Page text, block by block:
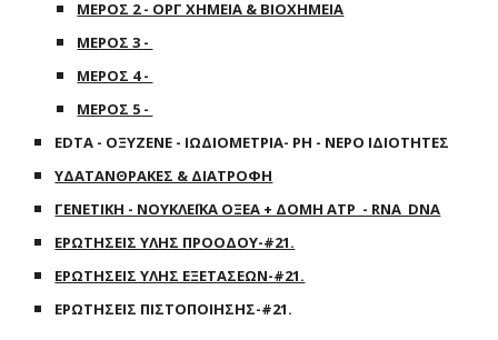
ΜΕΡΟΣ 2 - ΟΡΓ ΧΗΜΕΙΑ & ΒΙΟΧΗΜΕΙΑ
ΜΕΡΟΣ 3 -
ΜΕΡΟΣ 4 -
ΜΕΡΟΣ 5 -
EDTA - ΟΞΥΖΕΝΕ - ΙΩΔΙΟΜΕΤΡΙΑ- ΡΗ - ΝΕΡΟ ΙΔΙΟΤΗΤΕΣ
ΥΔΑΤΑΝΘΡΑΚΕΣ & ΔΙΑΤΡΟΦΗ
ΓΕΝΕΤΙΚΗ - ΝΟΥΚΛΕΪΚΑ ΟΞΕΑ + ΔΟΜΗ ATP - RNA DNA
ΕΡΩΤΗΣΕΙΣ ΥΛΗΣ ΠΡΟΟΔΟΥ-#21.
ΕΡΩΤΗΣΕΙΣ ΥΛΗΣ ΕΞΕΤΑΣΕΩΝ-#21.
ΕΡΩΤΗΣΕΙΣ ΠΙΣΤΟΠΟΙΗΣΗΣ-#21.